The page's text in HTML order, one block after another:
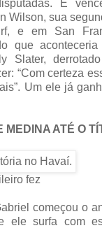
E
Wilson, sua
e em San
que
Slater,
“Com certeza
Um ele já
MEDINA ATÉ O
fez
começou o
ele surfa com